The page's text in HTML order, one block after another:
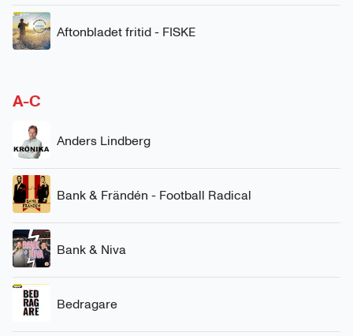
Aftonbladet fritid - FISKE
A-C
Anders Lindberg
Bank & Frändén - Football Radical
Bank & Niva
Bedragare